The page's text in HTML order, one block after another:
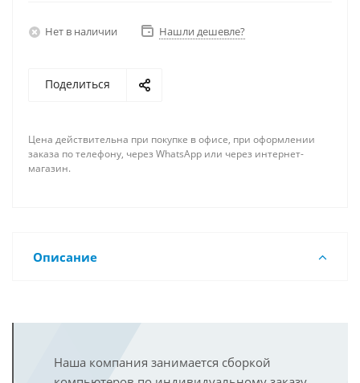
Нет в наличии Нашли дешевле?
Поделиться
Цена действительна при покупке в офисе, при оформлении
заказа по телефону, через WhatsApp или через интернет-
магазин.
Описание
Наша компания занимается сборкой